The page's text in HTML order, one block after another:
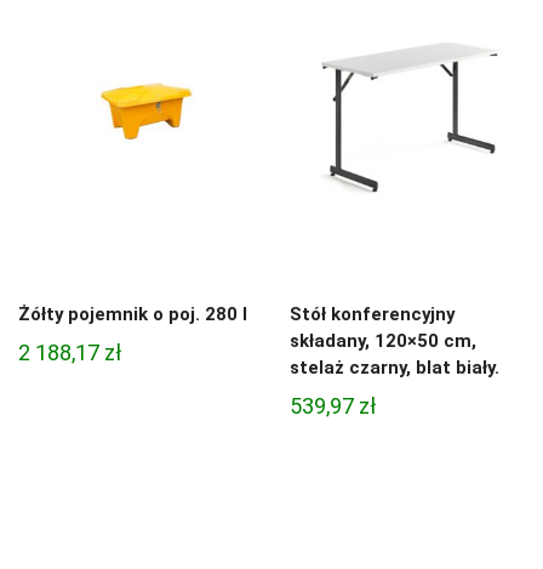
Żółty pojemnik o poj. 280 l
2 188,17 zł
Stół konferencyjny
składany, 120×50 cm,
stelaż czarny, blat biały.
539,97 zł